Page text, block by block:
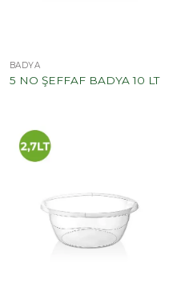
BADYA
5 NO ŞEFFAF BADYA 10 LT